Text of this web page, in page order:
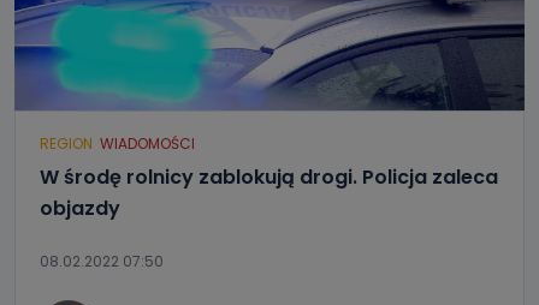
REGION WIADOMOŚCI
W środę rolnicy zablokują drogi. Policja zaleca
objazdy
08.02.2022 07:50